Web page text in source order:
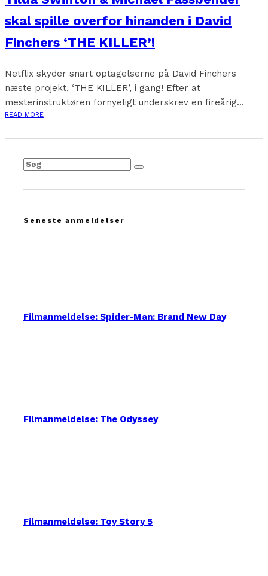
skal spille overfor hinanden i David
Finchers ‘THE KILLER’!
Netflix skyder snart optagelserne på David Finchers
næste projekt, ‘THE KILLER’, i gang! Efter at
mesterinstruktøren fornyeligt underskrev en fireårig...
READ MORE
Seneste anmeldelser
Filmanmeldelse: Spider-Man: Brand New Day
Filmanmeldelse: The Odyssey
Filmanmeldelse: Toy Story 5